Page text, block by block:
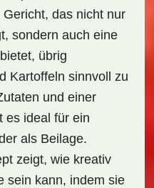
das nicht nur
sondern auch eine
übrig
Kartoffeln sinnvoll zu
und einer
es ideal für ein
als Beilage.
zeigt, wie kreativ
sein kann, indem sie